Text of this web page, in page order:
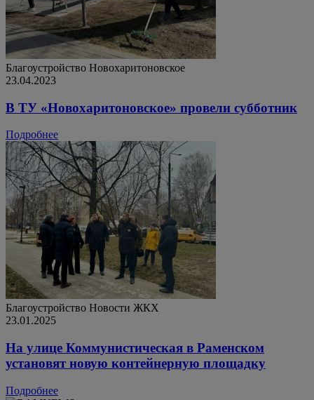
Благоустройство Новохаритоновское
23.04.2023
В ТУ «Новохаритоновское» провели субботник
Подробнее
Благоустройство Новости ЖКХ
23.01.2025
На улице Коммунистическая в Раменском
установят новую контейнерную площадку
Подробнее